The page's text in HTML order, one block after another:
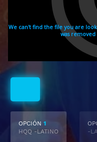
OPCIÓN 1
HQQ -LATINO
-